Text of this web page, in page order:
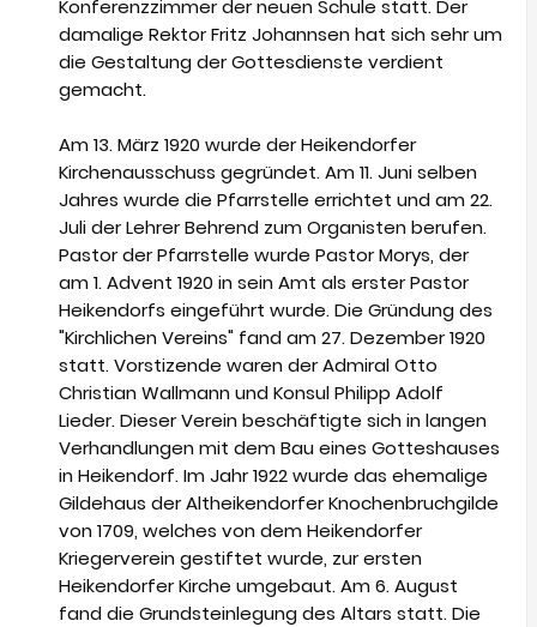
Konferenzzimmer der neuen Schule statt. Der
damalige Rektor Fritz Johannsen hat sich sehr um
die Gestaltung der Gottesdienste verdient
gemacht.
Am 13. März 1920 wurde der Heikendorfer
Kirchenausschuss gegründet. Am 11. Juni selben
Jahres wurde die Pfarrstelle errichtet und am 22.
Juli der Lehrer Behrend zum Organisten berufen.
Pastor der Pfarrstelle wurde Pastor Morys, der
am 1. Advent 1920 in sein Amt als erster Pastor
Heikendorfs eingeführt wurde. Die Gründung des
"Kirchlichen Vereins" fand am 27. Dezember 1920
statt. Vorstizende waren der Admiral Otto
Christian Wallmann und Konsul Philipp Adolf
Lieder. Dieser Verein beschäftigte sich in langen
Verhandlungen mit dem Bau eines Gotteshauses
in Heikendorf. Im Jahr 1922 wurde das ehemalige
Gildehaus der Altheikendorfer Knochenbruchgilde
von 1709, welches von dem Heikendorfer
Kriegerverein gestiftet wurde, zur ersten
Heikendorfer Kirche umgebaut. Am 6. August
fand die Grundsteinlegung des Altars statt. Die